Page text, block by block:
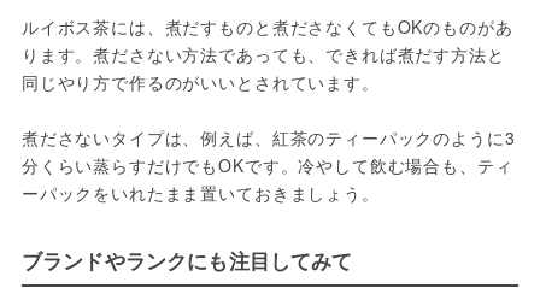
ルイボス茶には、煮だすものと煮ださなくてもOKのものがあ
ります。煮ださない方法であっても、できれば煮だす方法と
同じやり方で作るのがいいとされています。
煮ださないタイプは、例えば、紅茶のティーパックのように3
分くらい蒸らすだけでもOKです。冷やして飲む場合も、ティ
ーパックをいれたまま置いておきましょう。
ブランドやランクにも注目してみて